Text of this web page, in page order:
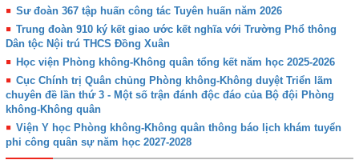
Sư đoàn 367 tập huấn công tác Tuyên huấn năm 2026
Trung đoàn 910 ký kết giao ước kết nghĩa với Trường Phổ thông
Dân tộc Nội trú THCS Đồng Xuân
Học viện Phòng không-Không quân tổng kết năm học 2025-2026
Cục Chính trị Quân chủng Phòng không-Không duyệt Triển lãm
chuyên đề lần thứ 3 - Một số trận đánh độc đáo của Bộ đội Phòng
không-Không quân
Viện Y học Phòng không-Không quân thông báo lịch khám tuyển
phi công quân sự năm học 2027-2028